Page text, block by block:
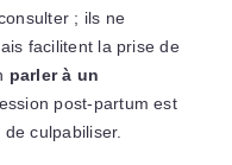
; ils ne
facilitent la prise de
parler à un
post-partum est
culpabiliser.